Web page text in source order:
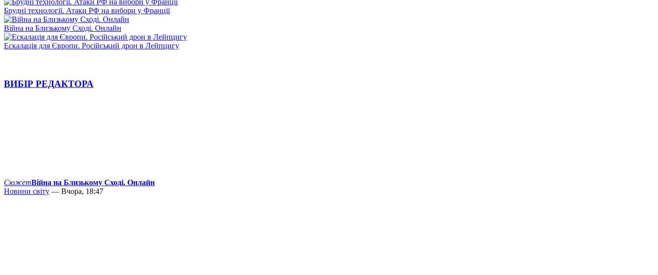
Брудні технології. Атаки РФ на вибори у Франції
Війна на Близькому Сході. Онлайн
Ескалація для Європи. Російський дрон в Лейпцигу
ВИБІР РЕДАКТОРА
СюжетВійна на Близькому Сході. Онлайн
Новини світу — Вчора, 18:47